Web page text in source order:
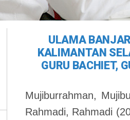
ULAMA
KALIMANTAN
GURU BACHIET,
Mujiburrahman,
Rahmadi, Rahmadi